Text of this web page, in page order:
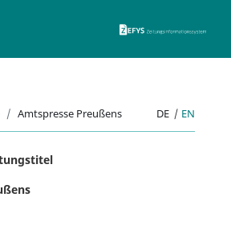
Amtspresse Preußens DE | EN